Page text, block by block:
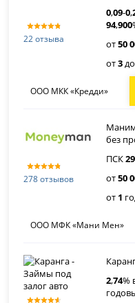
22 отзыва
0,09-0,
94,900
от50
от3
ООО МКК «Кредди»
278 отзывов
без
ПСК29
от50
от 1
ООО МФК «Мани Мен»
2,74%